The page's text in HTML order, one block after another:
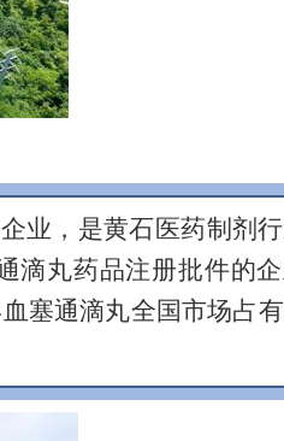
业，是黄石医药制剂
滴丸药品注册批件的
塞通滴丸全国市场占